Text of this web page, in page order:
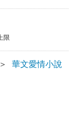
限
＞ 華文愛情小說